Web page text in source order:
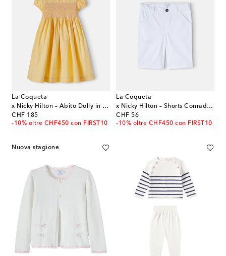
La Coqueta
x Nicky Hilton – Abito Dolly in lino e cotone
CHF 185
original price
-10% oltre CHF450 con FIRST10
La Coqueta
x Nicky Hilton – Shorts Conrad in cotone
CHF 56
original price
-10% oltre CHF450 con FIRST10
Nuova stagione